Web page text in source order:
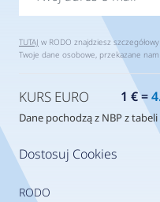
Dostosuj Cookies
RODO
TUTAJ w RODO znajdziesz
Twoje dane osobowe, przekazane
KURS EURO 1 € =
Dane pochodzą z NBP z tabeli